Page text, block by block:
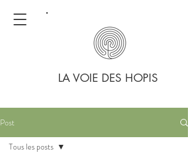
LA VOIE DES HOPIS
Post
Tous les posts